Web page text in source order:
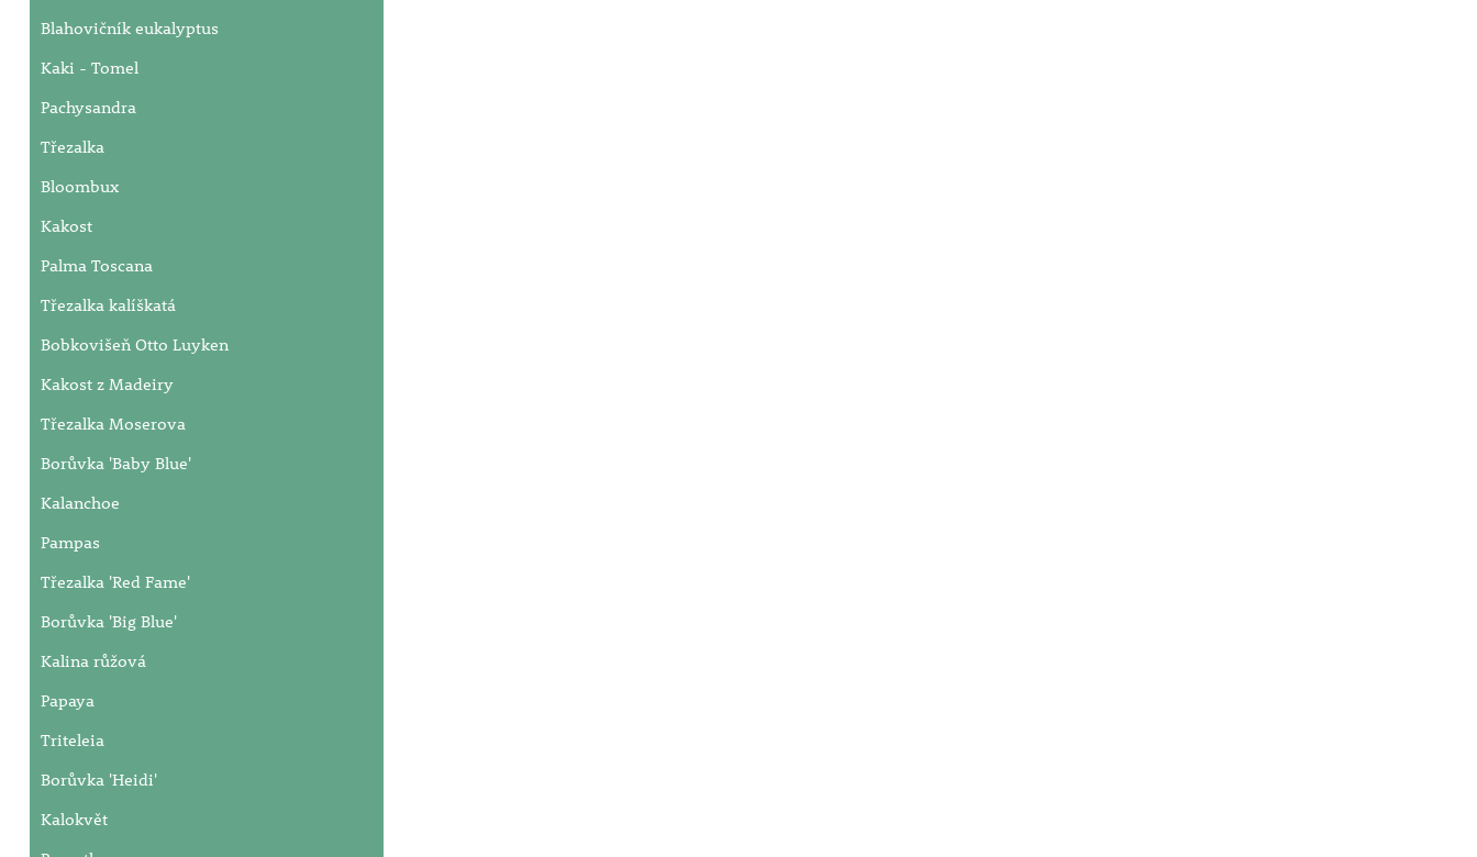
Blahovičník eukalyptus
Kaki - Tomel
Pachysandra
Třezalka
Bloombux
Kakost
Palma Toscana
Třezalka kalíškatá
Bobkovišeň Otto Luyken
Kakost z Madeiry
Třezalka Moserova
Borůvka 'Baby Blue'
Kalanchoe
Pampas
Třezalka 'Red Fame'
Borůvka 'Big Blue'
Kalina růžová
Papaya
Triteleia
Borůvka 'Heidi'
Kalokvět